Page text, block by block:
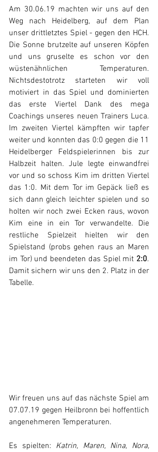
Am 30.06.19 machten wir uns auf den
Weg nach Heidelberg, auf dem Plan
unser drittletztes Spiel - gegen den HCH.
Die Sonne brutzelte auf unseren Köpfen
und uns gruselte es schon vor den
wüstenähnlichen Temperaturen.
Nichtsdestotrotz starteten wir voll
motiviert in das Spiel und dominierten
das erste Viertel Dank des mega
Coachings unseres neuen Trainers Luca.
Im zweiten Viertel kämpften wir tapfer
weiter und konnten das 0:0 gegen die 11
Heidelberger Feldspielerinnen bis zur
Halbzeit halten. Jule legte einwandfrei
vor und so schoss Kim im dritten Viertel
das 1:0. Mit dem Tor im Gepäck ließ es
sich dann gleich leichter spielen und so
holten wir noch zwei Ecken raus, wovon
Kim eine in ein Tor verwandelte. Die
restliche Spielzeit hielten wir den
Spielstand (probs gehen raus an Maren
im Tor) und beendeten das Spiel mit 2:0.
Damit sichern wir uns den 2. Platz in der
Tabelle.
Wir freuen uns auf das nächste Spiel am
07.07.19 gegen Heilbronn bei hoffentlich
angenehmeren Temperaturen.
Es spielten: Katrin, Maren, Nina, Nora,